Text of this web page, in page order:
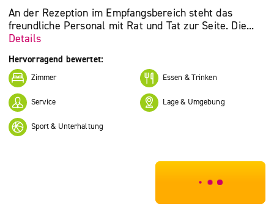
An der Rezeption im Empfangsbereich steht das
freundliche Personal mit Rat und Tat zur Seite. Die...
Details
Hervorragend bewertet:
Zimmer Essen & Trinken
Service Lage & Umgebung
Sport & Unterhaltung
***************